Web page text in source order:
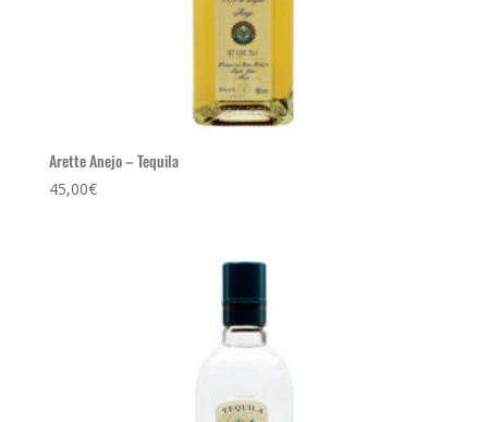
Arette Anejo – Tequila
45,00€